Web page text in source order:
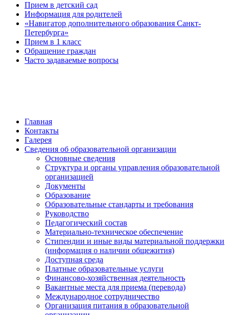
Прием в детский сад
Информация для родителей
«Навигатор дополнительного образования Санкт-
Петербурга»
Прием в 1 класс
Обращение граждан
Часто задаваемые вопросы
Главная
Контакты
Галерея
Сведения об образовательной организации
Основные сведения
Структура и органы управления образовательной
организацией
Документы
Образование
Образовательные стандарты и требования
Руководство
Педагогический состав
Материально-техническое обеспечение
Стипендии и иные виды материальной поддержки
(информация о наличии общежития)
Доступная среда
Платные образовательные услуги
Финансово-хозяйственная деятельность
Вакантные места для приема (перевода)
Международное сотрудничество
Организация питания в образовательной